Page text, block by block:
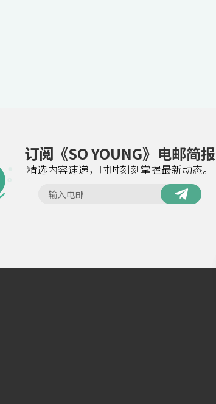
订阅《SO YOUNG》电邮简报
精选内容速递，时时刻刻掌握最新动态。